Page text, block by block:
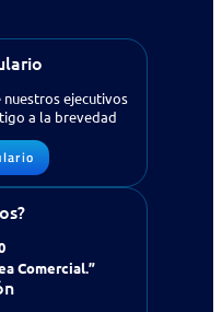
nuestros ejecutivos
a la brevedad
Comercial.”
tecnología
Contáctanos